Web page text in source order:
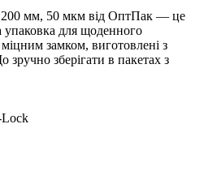
мм, 50 мкм від ОптПак — це
упаковка для щоденного
замком, виготовлені з
зручно зберігати в пакетах з
Lock